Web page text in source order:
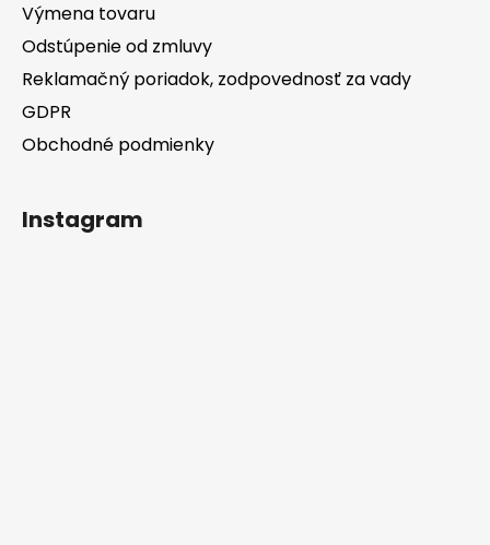
Výmena tovaru
Odstúpenie od zmluvy
Reklamačný poriadok, zodpovednosť za vady
GDPR
Obchodné podmienky
Instagram